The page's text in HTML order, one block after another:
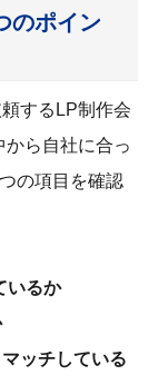
のポイン
するLP制作会
ら自社に合っ
の項目を確認
いるか
ッチしている